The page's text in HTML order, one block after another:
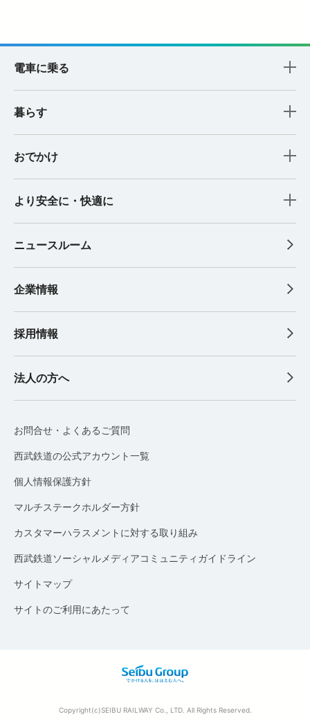
電車に乗る
暮らす
おでかけ
より安全に・快適に
ニュースルーム
企業情報
採用情報
法人の方へ
お問合せ・よくあるご質問
西武鉄道の公式アカウント一覧
個人情報保護方針
マルチステークホルダー方針
カスタマーハラスメントに対する取り組み
西武鉄道ソーシャルメディアコミュニティガイドライン
サイトマップ
サイトのご利用にあたって
Copyright(c)SEIBU RAILWAY Co., LTD. All Rights Reserved.